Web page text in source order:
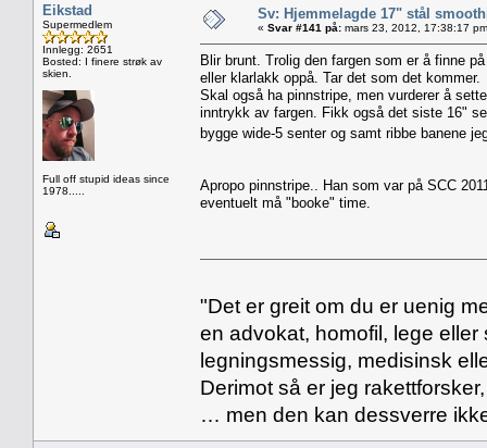
Eikstad
Supermedlem
Innlegg: 2651
Bosted: I finere strøk av
skien.
Full off stupid ideas since
1978.....
Sv: Hjemmelagde 17" stål
« Svar #141 på: mars 23, 2012, 17:38:17
Blir brunt. Trolig den fargen som er å finne
eller klarlakk oppå. Tar det som det kommer.
Skal også ha pinnstripe, men vurderer å
inntrykk av fargen. Fikk også det siste 16"
bygge wide-5 senter og samt ribbe banene
Apropo pinnstripe.. Han som var på SCC
eventuelt må "booke" time.
"Det er greit om du er uenig
en advokat, homofil, lege
legningsmessig, medisinsk
Derimot så er jeg
… men den kan dessverre